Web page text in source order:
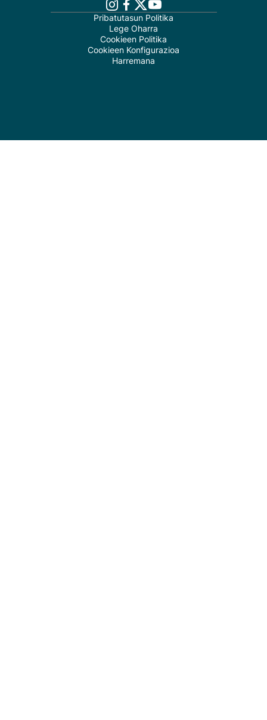
Pribatutasun Politika
Lege Oharra
Cookieen Politika
Cookieen Konfigurazioa
Harremana